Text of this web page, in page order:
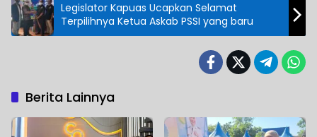
Legislator Kapuas Ucapkan Selamat
Terpilihnya Ketua Askab PSSI yang baru
Berita Lainnya